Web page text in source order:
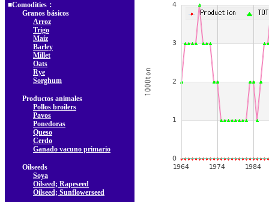
■Comodities：
Granos básicos
Arroz
Trigo
Maíz
Barley
Millet
Oats
Rye
Sorghum
Productos animales
Pollos broilers
Pavos
Ponedoras
Queso
Cerdo
Ganado vacuno primario
Oilseeds
Soya
Oilseed; Rapeseed
Oilseed; Sunflowerseed